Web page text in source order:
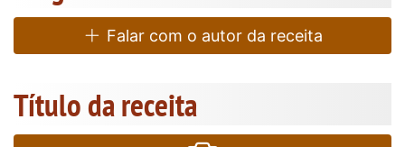
Falar com o autor da receita
Título da receita